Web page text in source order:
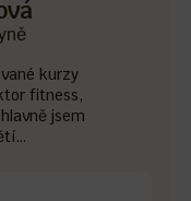
kurzy
fitness,
jsem